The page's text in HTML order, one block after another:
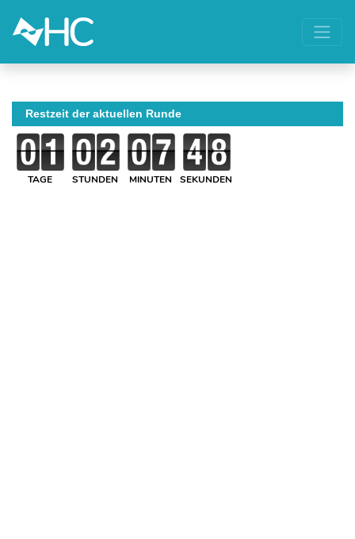
Restzeit der aktuellen Runde
TAGE STUNDEN MINUTEN SEKUNDEN